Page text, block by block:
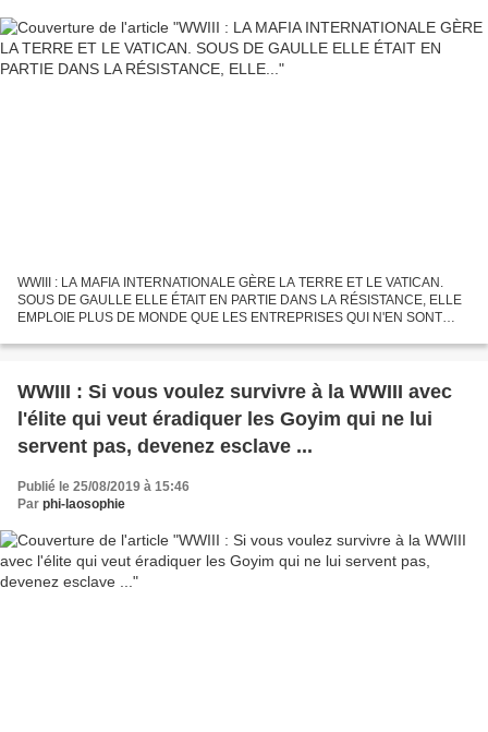
WWIII : LA MAFIA INTERNATIONALE GÈRE LA TERRE ET LE VATICAN.
SOUS DE GAULLE ELLE ÉTAIT EN PARTIE DANS LA RÉSISTANCE, ELLE
EMPLOIE PLUS DE MONDE QUE LES ENTREPRISES QUI N'EN SONT
MOINS DE SÉCURITÉ,...
WWIII : Si vous voulez survivre à la WWIII avec
l'élite qui veut éradiquer les Goyim qui ne lui
servent pas, devenez esclave ...
Publié le 25/08/2019 à 15:46
Par phi-laosophie